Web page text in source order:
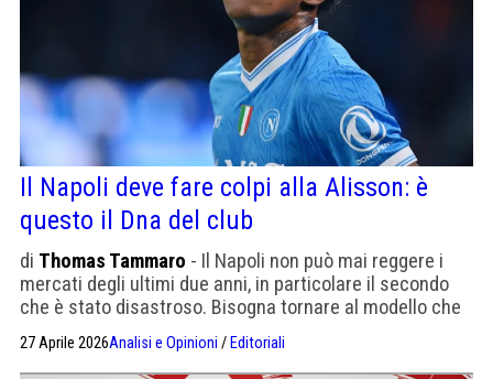
Il Napoli deve fare colpi alla Alisson: è
questo il Dna del club
di Thomas Tammaro - Il Napoli non può mai reggere i
mercati degli ultimi due anni, in particolare il secondo
che è stato disastroso. Bisogna tornare al modello che
27 Aprile 2026Analisi e Opinioni / Editoriali